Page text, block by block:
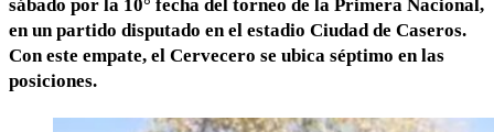
sábado por la 10° fecha del torneo de la Primera Nacional,
en un partido disputado en el estadio Ciudad de Caseros.
Con este empate, el Cervecero se ubica séptimo en las
posiciones.